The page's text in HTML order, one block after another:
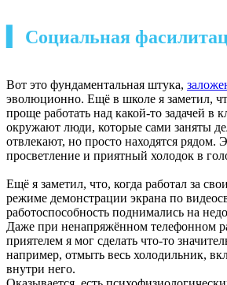
▍ Социальная
Вот это фундаментальная штука,
эволюционно. Ещё в школе я заметил,
проще работать над какой-то задачей в
окружают люди, которые сами заняты
отвлекают, но просто находятся рядом.
просветление и приятный холодок в
Ещё я заметил, что, когда работал за
режиме демонстрации экрана по
работоспособность поднимались на
Даже при ненапряжённом телефонном
приятелем я мог сделать что-то
например, отмыть весь холодильник,
внутри него.